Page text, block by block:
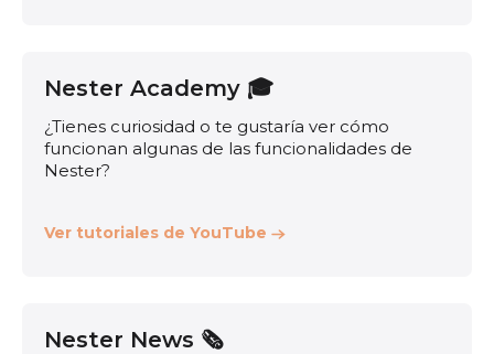
Nester Academy 🎓
¿Tienes curiosidad o te gustaría ver cómo
funcionan algunas de las funcionalidades de
Nester?
Ver tutoriales de YouTube
Nester News 🗞️